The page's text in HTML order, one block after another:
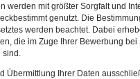
werden mit größter Sorgfalt und
genutzt. Die
werden beachtet. Dabei
die im Zuge Ihrer Bewerbung bei
sind.
Übermittlung Ihrer Daten